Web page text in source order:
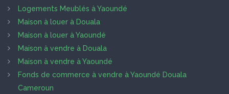
Logements Meublés à Yaoundé
Maison à louer à Douala
Maison à louer à Yaoundé
Maison à vendre à Douala
Maison à vendre à Yaoundé
Fonds de commerce à vendre à Yaoundé Douala
Cameroun